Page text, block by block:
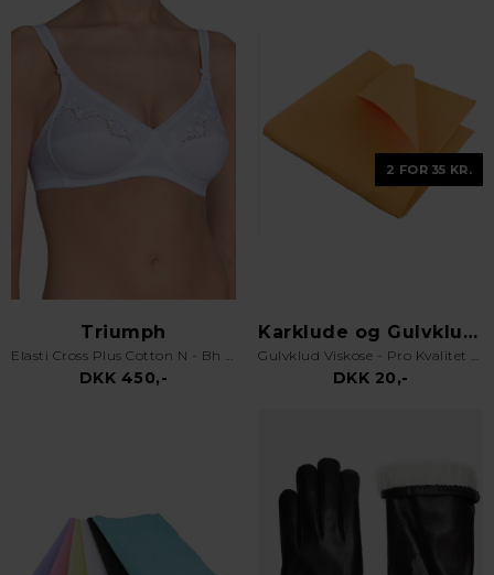
Triumph
Elasti Cross Plus Cotton N - Bh uden bøjle - Hvid
DKK 450,-
2 FOR 35 KR.
Karklude og Gulvklude
Gulvklud Viskose - Pro Kvalitet - Orange
DKK 20,-